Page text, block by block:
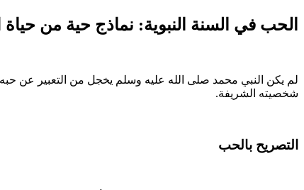
الحب في السنة النبوية: نماذج حية من
لم يكن النبي محمد صلى الله عليه وسلم يخجل من التعبير عن
شخصيته الشريفة.
التصريح بالحب